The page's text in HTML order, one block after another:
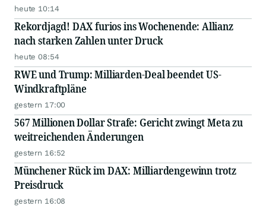
heute 10:14
Rekordjagd! DAX furios ins Wochenende: Allianz
nach starken Zahlen unter Druck
heute 08:54
RWE und Trump: Milliarden-Deal beendet US-
Windkraftpläne
gestern 17:00
567 Millionen Dollar Strafe: Gericht zwingt Meta zu
weitreichenden Änderungen
gestern 16:52
Münchener Rück im DAX: Milliardengewinn trotz
Preisdruck
gestern 16:08